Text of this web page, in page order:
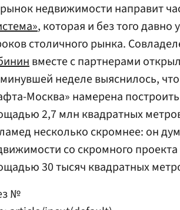
недвижимости направит
, которая и без того
столичного рынка.
вместе с партнерами
неделе выяснилось,
Москва» намерена
2,7 млн квадратных
несколько скромнее: он
со скромного
30 тысяч квадратных
№